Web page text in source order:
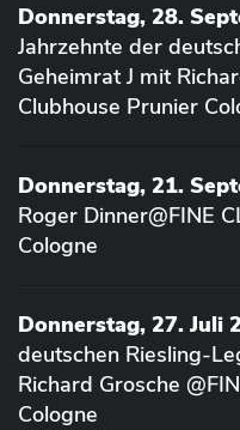
Donnerstag, 28.
Jahrzehnte der
Geheimrat J mit
Clubhouse Prunier
Donnerstag, 21.
Roger Dinner@FINE
Cologne
Donnerstag, 27. Juli
deutschen Riesling-
Richard Grosche
Cologne